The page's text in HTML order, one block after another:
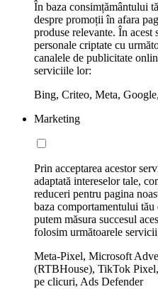
În baza consimțământului
despre promoții în afara
produse relevante. În acest
personale criptate cu
canalele de publicitate
serviciile lor:
Bing, Criteo, Meta,
Marketing
Prin acceptarea acestor
adaptată intereselor tale,
reduceri pentru pagina
baza comportamentului
putem măsura succesul
folosim următoarele
Meta-Pixel, Microsoft
(RTBHouse), TikTok
pe clicuri, Ads Defender